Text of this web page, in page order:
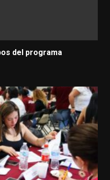
del programa